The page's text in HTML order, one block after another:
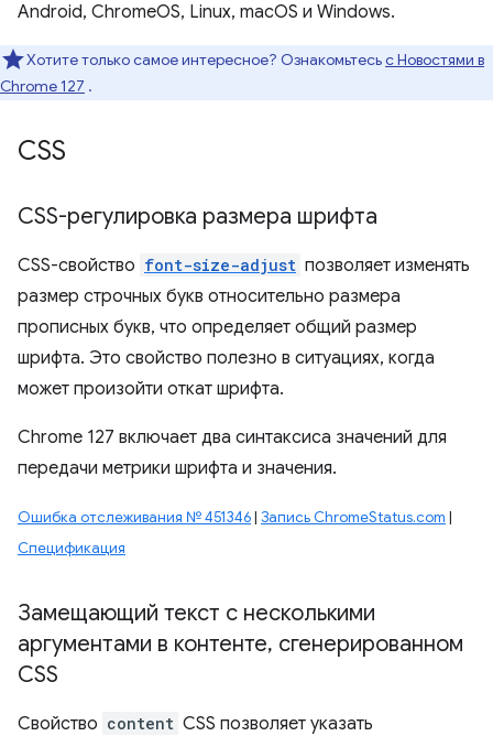
Android, ChromeOS, Linux, macOS и Windows.
Хотите только самое интересное? Ознакомьтесьс Новостями в
Chrome 127 .
CSS
CSS-регулировка размера шрифта
CSS-свойство font-size-adjust позволяет изменять
размер строчных букв относительно размера
прописных букв, что определяет общий размер
шрифта. Это свойство полезно в ситуациях, когда
может произойти откат шрифта.
Chrome 127 включает два синтаксиса значений для
передачи метрики шрифта и значения.
Ошибка отслеживания № 451346| Запись ChromeStatus.com |
Спецификация
Замещающий текст с несколькими
аргументами в контенте, сгенерированном
CSS
Свойство content CSS позволяет указать